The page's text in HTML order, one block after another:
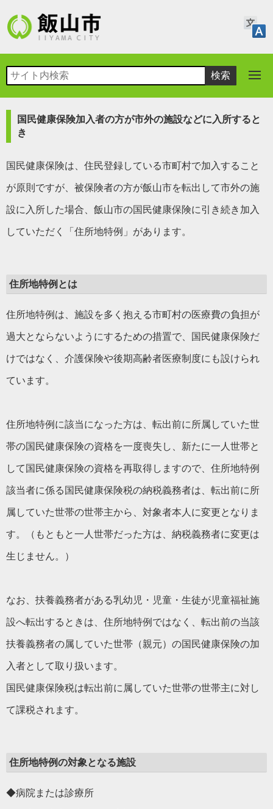
国民健康保険加入者の方が市外の施設などに入所すると
き
国民健康保険は、住民登録している市町村で加入すること
が原則ですが、被保険者の方が飯山市を転出して市外の施
設に入所した場合、飯山市の国民健康保険に引き続き加入
していただく「住所地特例」があります。
住所地特例とは
住所地特例は、施設を多く抱える市町村の医療費の負担が
過大とならないようにするための措置で、国民健康保険だ
けではなく、介護保険や後期高齢者医療制度にも設けられ
ています。
住所地特例に該当になった方は、転出前に所属していた世
帯の国民健康保険の資格を一度喪失し、新たに一人世帯と
して国民健康保険の資格を再取得しますので、住所地特例
該当者に係る国民健康保険税の納税義務者は、転出前に所
属していた世帯の世帯主から、対象者本人に変更となりま
す。（もともと一人世帯だった方は、納税義務者に変更は
生じません。）
なお、扶養義務者がある乳幼児・児童・生徒が児童福祉施
設へ転出するときは、住所地特例ではなく、転出前の当該
扶養義務者の属していた世帯（親元）の国民健康保険の加
入者として取り扱います。
国民健康保険税は転出前に属していた世帯の世帯主に対し
て課税されます。
住所地特例の対象となる施設
◆病院または診療所